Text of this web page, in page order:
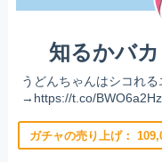
知るかバ
うどんちゃんはシコれ
→https://t.co/
ガチャの売り上げ：